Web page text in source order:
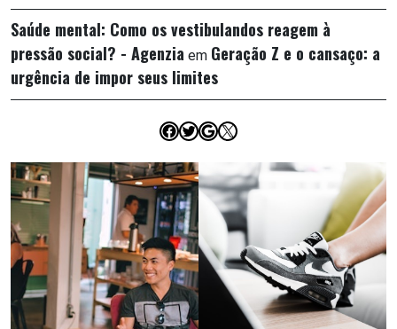
Saúde mental: Como os vestibulandos reagem à
pressão social? - Agenzia em Geração Z e o cansaço: a
urgência de impor seus limites
Facebook
Twitter
Google
X